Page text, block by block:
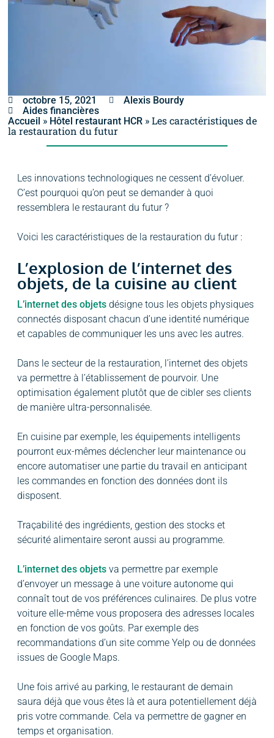
octobre 15, 2021
Alexis Bourdy
Aides financières
Accueil » Hôtel restaurant HCR »Les caractéristiques de
la restauration du futur
Les innovations technologiques ne cessent d’évoluer.
C’est pourquoi qu’on peut se demander à quoi
ressemblera le restaurant du futur ?
Voici les caractéristiques de la restauration du futur :
L’explosion de l’internet des
objets, de la cuisine au client
L’internet des objets désigne tous les objets physiques
connectés disposant chacun d’une identité numérique
et capables de communiquer les uns avec les autres.
Dans le secteur de la restauration, l’internet des objets
va permettre à l’établissement de pourvoir. Une
optimisation également plutôt que de cibler ses clients
de manière ultra-personnalisée.
En cuisine par exemple, les équipements intelligents
pourront eux-mêmes déclencher leur maintenance ou
encore automatiser une partie du travail en anticipant
les commandes en fonction des données dont ils
disposent.
Traçabilité des ingrédients, gestion des stocks et
sécurité alimentaire seront aussi au programme.
L’internet des objets va permettre par exemple
d’envoyer un message à une voiture autonome qui
connaît tout de vos préférences culinaires. De plus votre
voiture elle-même vous proposera des adresses locales
en fonction de vos goûts. Par exemple des
recommandations d’un site comme Yelp ou de données
issues de Google Maps.
Une fois arrivé au parking, le restaurant de demain
saura déjà que vous êtes là et aura potentiellement déjà
pris votre commande. Cela va permettre de gagner en
temps et organisation.